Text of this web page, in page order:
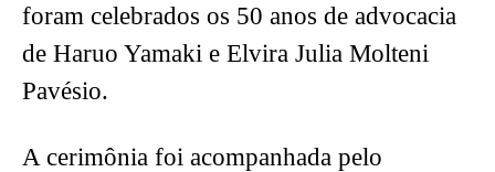
foram celebrados os 50 anos de advocacia
de Haruo Yamaki e Elvira Julia Molteni
Pavésio.
A cerimônia foi acompanhada pelo